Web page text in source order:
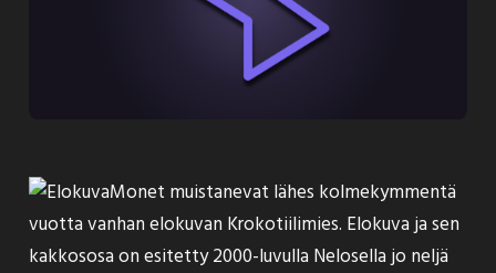
Monet muistanevat lähes kolmekymmentä
vuotta vanhan elokuvan Krokotiilimies. Elokuva ja sen
kakkososa on esitetty 2000-luvulla Nelosella jo neljä